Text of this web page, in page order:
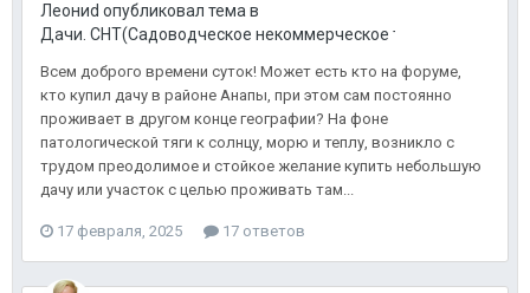
Леониd опубликовал тема в
Дачи. СНТ(Садоводческое некоммерческое товарищество)
Всем доброго времени суток! Может есть кто на форуме,
кто купил дачу в районе Анапы, при этом сам постоянно
проживает в другом конце географии? На фоне
патологической тяги к солнцу, морю и теплу, возникло с
трудом преодолимое и стойкое желание купить небольшую
дачу или участок с целью проживать там...
17 февраля, 2025 17 ответов